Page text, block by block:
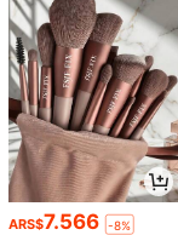
ARS$7.566 -8%